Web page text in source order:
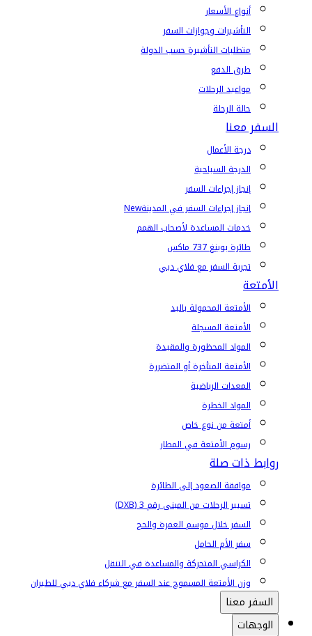
أنواع الأسعار
التأشيرات وجوازات السفر
متطلبات التأشيرة حسب الدولة
طرق الدفع
مواعيد الرحلات
حالة الرحلة
السفر معنا
درجة الأعمال
الدرجة السياحية
إنجاز إجراءات السفر
إنجاز إجراءات السفر في المدينةNew
خدمات المساعدة لأصحاب الهمم
طائرة بوينغ 737 ماكس
تجربة السفر مع فلاي دبي
الأمتعة
الأمتعة المحمولة باليد
الأمتعة المسجلة
المواد المحظورة والمقيدة
الأمتعة المتأخرة أو المتضررة
المعدات الرياضية
المواد الخطرة
أمتعة من نوع خاص
رسوم الأمتعة في المطار
روابط ذات صلة
موافقة الصعود إلى الطائرة
تسيير الرحلات من المبنى رقم 3 (DXB)
السفر خلال موسم العمرة والحج
سفر الأم الحامل
الكراسي المتحركة والمساعدة في التنقل
وزن الأمتعة المسموح عند السفر مع شركاء فلاي دبي للطيران
السفر معنا
الوجهات